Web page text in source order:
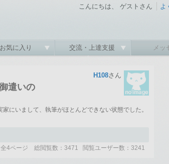
こんにちは、 ゲストさん よ
お気に入り 交流・上達支援 メッ
遣いの
H108さん
にいまして、執筆がほとんどできない状態でした。
4ページ 総閲覧数：3471 閲覧ユーザー数：3241